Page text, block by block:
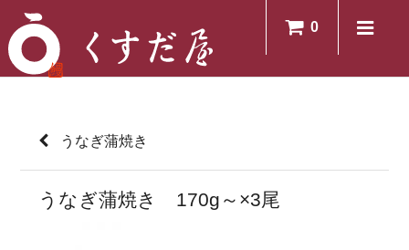
0
うなぎ蒲焼き
うなぎ蒲焼き 170g～×3尾